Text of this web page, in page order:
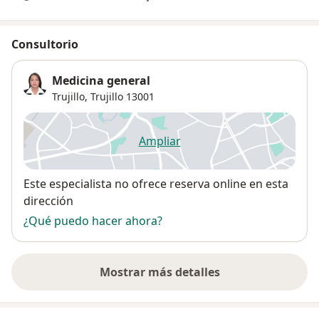
Consultorio
Medicina general
Trujillo, Trujillo 13001
Ampliarse abre en una nueva
Disponibilidad
Este especialista no ofrece reserva online en esta
dirección
¿Qué puedo hacer ahora?
Mostrar más detalles
sobre la dirección